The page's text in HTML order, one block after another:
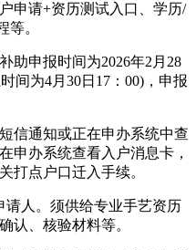
申请+资历测试入口、学历/
等。
申报时间为2026年2月28
间为4月30日17：00)，申报
通知或正在申办系统中查
申办系统查看入户消息卡，
打点户口迁入手续。
人。须供给专业手艺资历
认、核验材料等。